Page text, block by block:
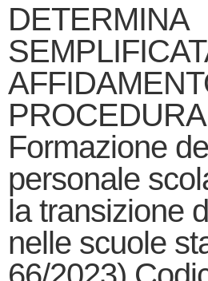
DETERMINA
PROCEDURA
Formazione
personale
la transizione
nelle scuole